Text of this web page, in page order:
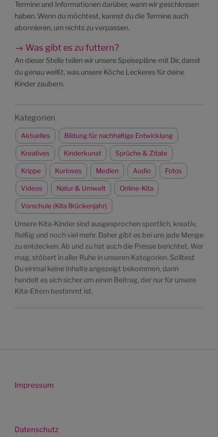
Termine und Informationen darüber, wann wir geschlossen
haben. Wenn du möchtest, kannst du die Termine auch
abonnieren, um nichts zu verpassen.
→ Was gibt es zu futtern?
An dieser Stelle teilen wir unsere Speisepläne mit Dir, damit
du genau weißt, was unsere Köche Leckeres für deine
Kinder zaubern.
Kategorien
Aktuelles Bildung für nachhaltige Entwicklung
Kreatives Kinderkunst Sprüche & Zitate
Krippe Kurioses Medien Audio Fotos
Videos Natur & Umwelt Online-Kita
Vorschule (Kita Brückenjahr)
Unsere Kita-Kinder sind ausgesprochen sportlich, kreativ,
fleißig und noch viel mehr. Daher gibt es bei uns jede Menge
zu entdecken. Ab und zu hat auch die Presse berichtet. Wer
mag, stöbert in aller Ruhe in unseren Kategorien. Solltest
Du einmal keine Inhalte angezeigt bekommen, dann
handelt es sich sicher um einen Beitrag, der nur für unsere
Kita-Eltern bestimmt ist.
Impressum
Datenschutz